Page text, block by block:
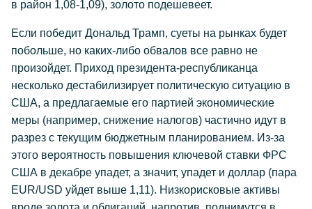
в район 1,08-1,09), золото подешевеет.
Если победит Дональд Трамп, суеты на рынках будет
побольше, но каких-либо обвалов все равно не
произойдет. Приход президента-республиканца
несколько дестабилизирует политическую ситуацию в
США, а предлагаемые его партией экономические
меры (например, снижение налогов) частично идут в
разрез с текущим бюджетным планированием. Из-за
этого вероятность повышения ключевой ставки ФРС
США в декабре упадет, а значит, упадет и доллар (пара
EUR/USD уйдет выше 1,11). Низкорисковые активы